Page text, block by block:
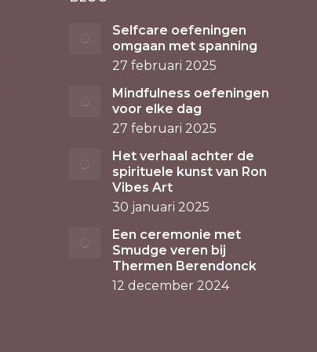
Selfcare oefeningen
omgaan met spanning
27 februari 2025
Mindfulness oefeningen
voor elke dag
27 februari 2025
Het verhaal achter de
spirituele kunst van Ron
Vibes Art
30 januari 2025
Een ceremonie met
Smudge veren bij
Thermen Berendonck
12 december 2024